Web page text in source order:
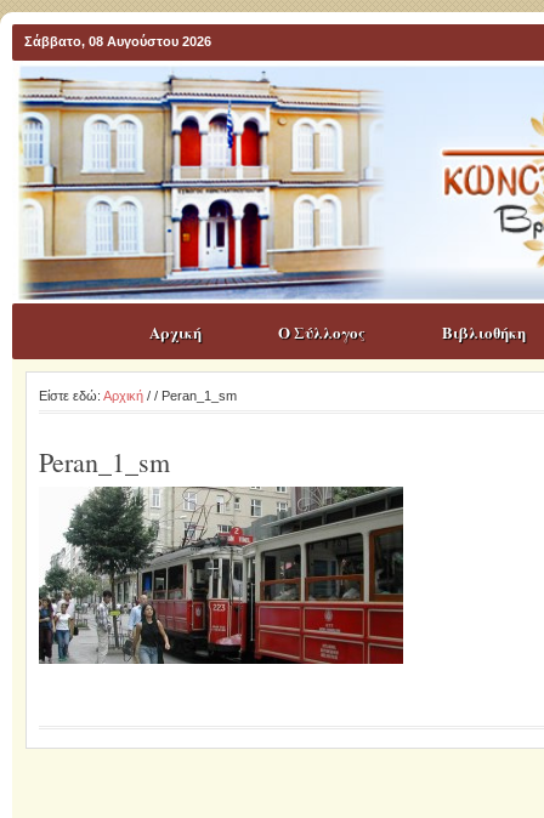
Σάββατο, 08 Αυγούστου 2026
Αρχική Ο Σύλλογος Βιβλιοθήκη
Είστε εδώ: Αρχική/ / Peran_1_sm
Peran_1_sm